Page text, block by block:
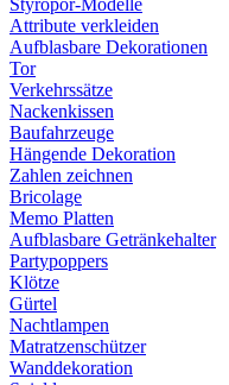
Styropor-Modelle
Attribute verkleiden
Aufblasbare Dekorationen
Tor
Verkehrssätze
Nackenkissen
Baufahrzeuge
Hängende Dekoration
Zahlen zeichnen
Bricolage
Memo Platten
Aufblasbare Getränkehalter
Partypoppers
Klötze
Gürtel
Nachtlampen
Matratzenschützer
Wanddekoration